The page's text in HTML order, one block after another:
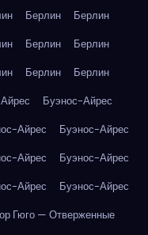
Берлин
Берлин
Берлин
Берлин
Берлин
Берлин
Буэнос-Айрес
Айрес
Буэнос-Айрес
Айрес
Буэнос-Айрес
Айрес
Буэнос-Айрес
Гюго — Отверженные